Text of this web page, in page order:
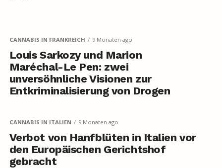
CANNABIS IN FRANKREICH 9 Monaten ago
Louis Sarkozy und Marion
Maréchal-Le Pen: zwei
unversöhnliche Visionen zur
Entkriminalisierung von Drogen
CANNABIS IN ITALIEN 9 Monaten ago
Verbot von Hanfblüten in Italien vor
den Europäischen Gerichtshof
gebracht